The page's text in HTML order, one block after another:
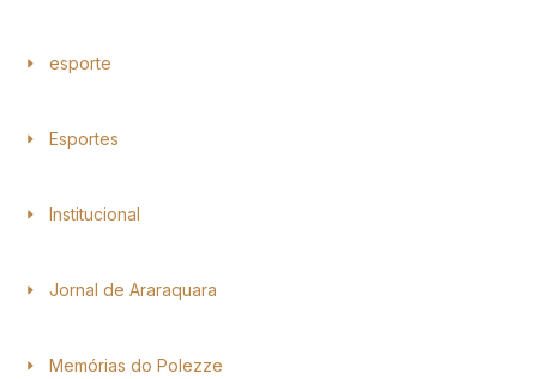
esporte
Esportes
Institucional
Jornal de Araraquara
Memórias do Polezze